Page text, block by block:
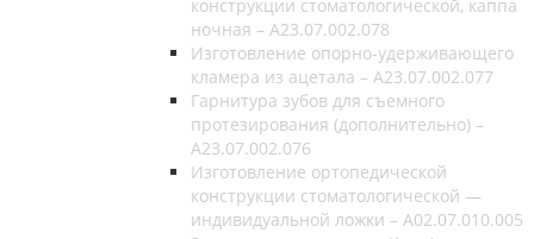
конструкции стоматологической, каппа
ночная – A23.07.002.078
Изготовление опорно-удерживающего
кламера из ацетала – A23.07.002.077
Гарнитура зубов для съемного
протезирования (дополнительно) –
A23.07.002.076
Изготовление ортопедической
конструкции стоматологической —
индивидуальной ложки – A02.07.010.005